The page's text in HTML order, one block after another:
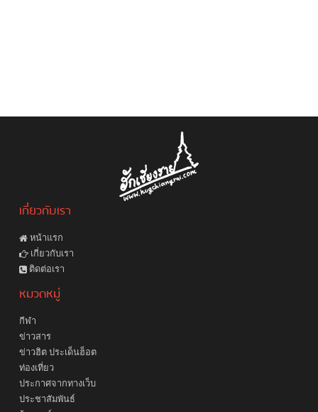
เกี่ยวกับเรา
หน้าแรก
เกี่ยวกับเรา
ติดต่อเรา
หมวดหมู่
กีฬา
ข่าวสาร
ข่าวฮิต ประเด็นฮ็อต
ท่องเที่ยว
ประกาศจากทางเว็บ
ประชาสัมพันธ์